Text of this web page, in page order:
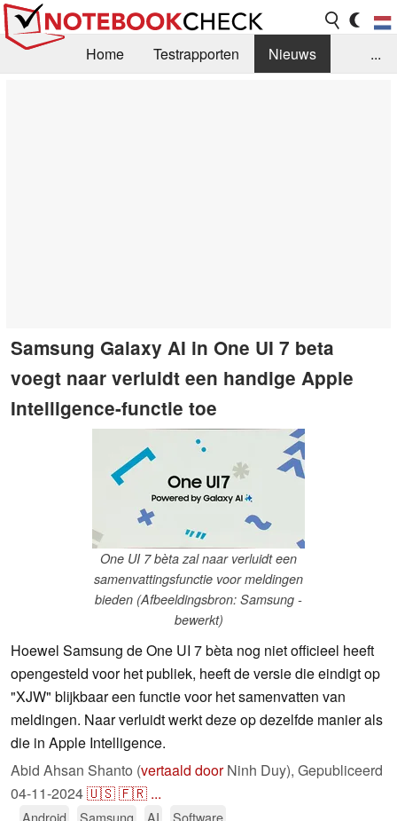
Home Testrapporten
Nieuws
...
Samsung Galaxy AI in One UI 7 beta
voegt naar verluidt een handige Apple
Intelligence-functie toe
One UI 7 bèta zal naar verluidt een
samenvattingsfunctie voor meldingen
bieden (Afbeeldingsbron: Samsung -
bewerkt)
Hoewel Samsung de One UI 7 bèta nog niet officieel heeft
opengesteld voor het publiek, heeft de versie die eindigt op
"XJW" blijkbaar een functie voor het samenvatten van
meldingen. Naar verluidt werkt deze op dezelfde manier als
die in Apple Intelligence.
Abid Ahsan Shanto (vertaald doorNinh Duy), Gepubliceerd
04-11-2024🇺🇸🇫🇷 ...
Android Samsung AI Software